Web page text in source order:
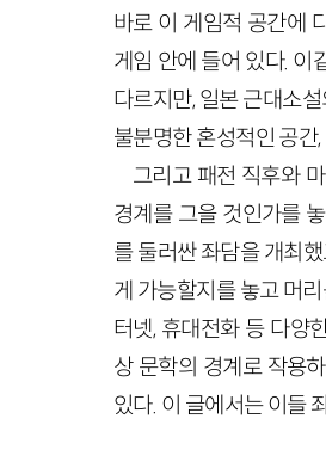
바로 이 게임적 공간에
게임 안에 들어 있다. 이
다르지만, 일본 근대소
불분명한 혼성적인 공간
그리고 패전 직후와
경계를 그을 것인가를
를 둘러싼 좌담을 개최
게 가능할지를 놓고 머
터넷, 휴대전화 등 다양
상 문학의 경계로 작용
있다. 이 글에서는 이들